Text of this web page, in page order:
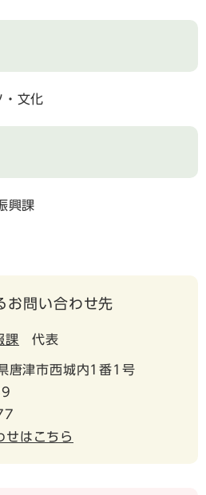
・文化
興課
お問い合わせ先
課 代表
唐津市西城内1番1号
せはこちら